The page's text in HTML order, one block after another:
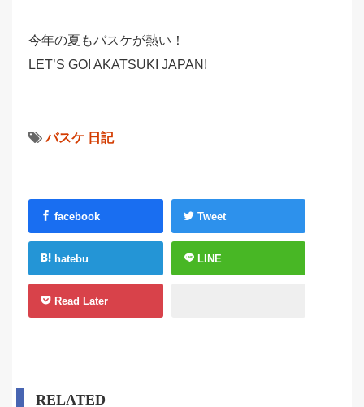
今年の夏もバスケが熱い！
LET’S GO! AKATSUKI JAPAN!
バスケ 日記
facebook Tweet
hatebu LINE
Read Later
RELATED